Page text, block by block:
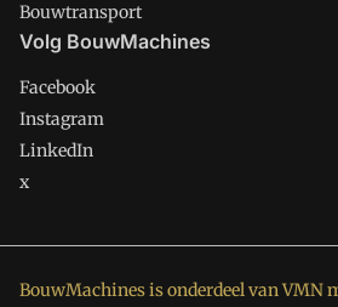
Bouwtransport
Volg BouwMachines
Facebook
Instagram
LinkedIn
x
BouwMachines is onderdeel van VMN